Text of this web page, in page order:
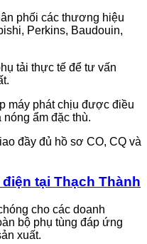
phối các thương hiệu
Perkins, Baudouin,
tải thực tế để tư vấn
máy phát chịu được điều
ẩm đặc thù.
đầy đủ hồ sơ CO, CQ và
tại Thạch Thành
cho các doanh
bộ phụ tùng đáp ứng
xuất.